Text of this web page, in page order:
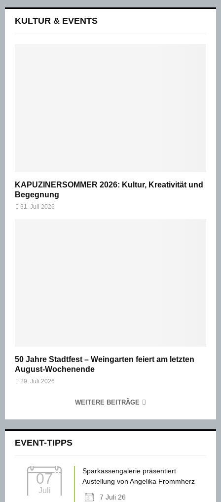
KULTUR & EVENTS
KAPUZINERSOMMER 2026: Kultur, Kreativität und
Begegnung
31. Juli 2026
50 Jahre Stadtfest – Weingarten feiert am letzten
August-Wochenende
29. Juli 2026
WEITERE BEITRÄGE
EVENT-TIPPS
07
Juli
Sparkassengalerie präsentiert
Austellung von Angelika Frommherz
7 Juli 26